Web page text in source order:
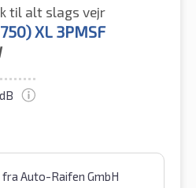
til alt slags vejr
XL 3PMSF
fra Auto-Raifen GmbH